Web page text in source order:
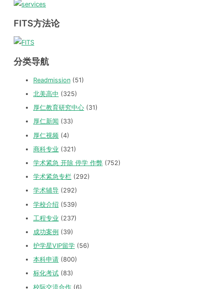
FITS方法论
分类导航
Readmission (51)
北美高中 (325)
厚仁教育研究中心 (31)
厚仁新闻 (33)
厚仁视频 (4)
商科专业 (321)
学术紧急 开除 停学 作弊 (752)
学术紧急专栏 (292)
学术辅导 (292)
学校介绍 (539)
工程专业 (237)
成功案例 (39)
护学星VIP留学 (56)
本科申请 (800)
标化考试 (83)
校际交流合作 (6)